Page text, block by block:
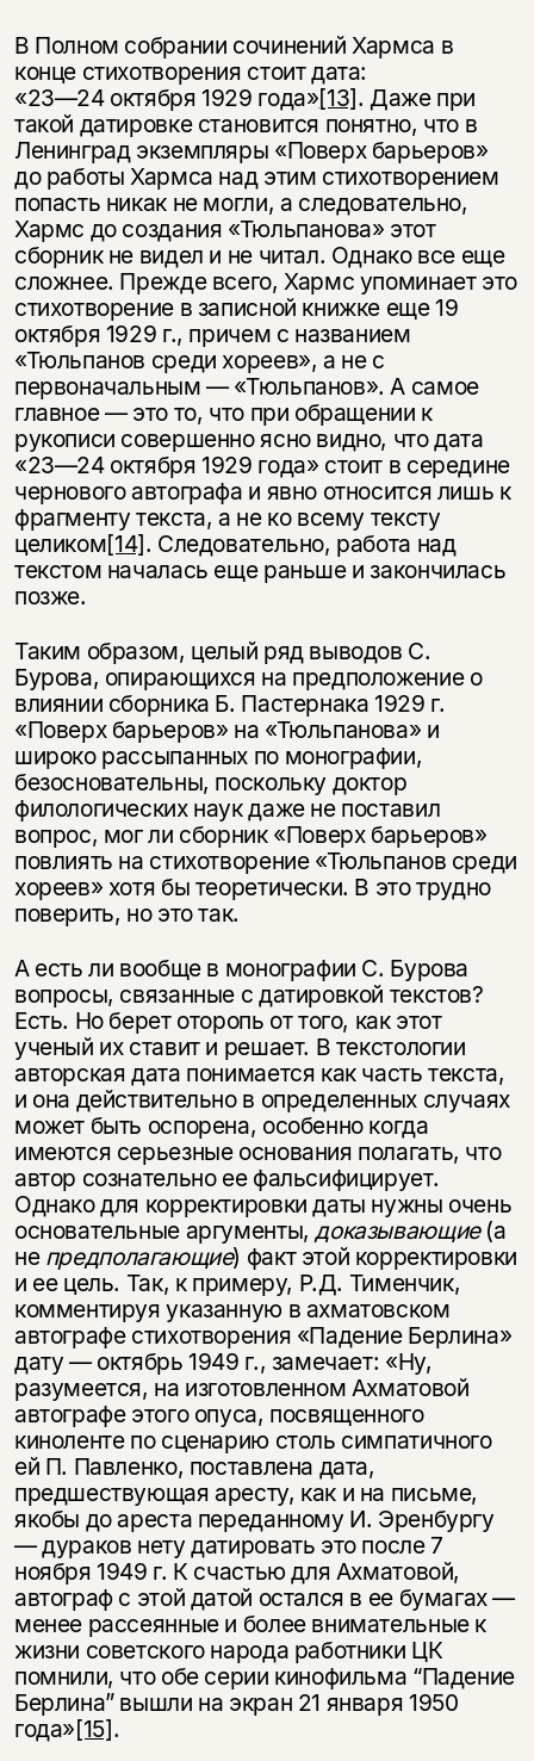
В Полном собрании сочинений Хармса в
конце стихотворения стоит дата:
«23—24 октября 1929 года»[13]. Даже при
такой датировке становится понятно, что в
Ленинград экземпляры «Поверх барьеров»
до работы Хармса над этим стихотворением
попасть никак не могли, а следовательно,
Хармс до создания «Тюльпанова» этот
сборник не видел и не читал. Однако все еще
сложнее. Прежде всего, Хармс упоминает это
стихотворение в записной книжке еще 19
октября 1929 г., причем с названием
«Тюльпанов среди хореев», а не с
первоначальным — «Тюльпанов». А самое
главное — это то, что при обращении к
рукописи совершенно ясно видно, что дата
«23—24 октября 1929 года» стоит в середине
чернового автографа и явно относится лишь к
фрагменту текста, а не ко всему тексту
целиком[14]. Следовательно, работа над
текстом началась еще раньше и закончилась
позже.
Таким образом, целый ряд выводов С.
Бурова, опирающихся на предположение о
влиянии сборника Б. Пастернака 1929 г.
«Поверх барьеров» на «Тюльпанова» и
широко рассыпанных по монографии,
безосновательны, поскольку доктор
филологических наук даже не поставил
вопрос, мог ли сборник «Поверх барьеров»
повлиять на стихотворение «Тюльпанов среди
хореев» хотя бы теоретически. В это трудно
поверить, но это так.
А есть ли вообще в монографии С. Бурова
вопросы, связанные с датировкой текстов?
Есть. Но берет оторопь от того, как этот
ученый их ставит и решает. В текстологии
авторская дата понимается как часть текста,
и она действительно в определенных случаях
может быть оспорена, особенно когда
имеются серьезные основания полагать, что
автор сознательно ее фальсифицирует.
Однако для корректировки даты нужны очень
основательные аргументы,доказывающие(а
не предполагающие) факт этой корректировки
и ее цель. Так, к примеру, Р.Д. Тименчик,
комментируя указанную в ахматовском
автографе стихотворения «Падение Берлина»
дату — октябрь 1949 г., замечает: «Ну,
разумеется, на изготовленном Ахматовой
автографе этого опуса, посвященного
киноленте по сценарию столь симпатичного
ей П. Павленко, поставлена дата,
предшествующая аресту, как и на письме,
якобы до ареста переданному И. Эренбургу
— дураков нету датировать это после 7
ноября 1949 г. К счастью для Ахматовой,
автограф с этой датой остался в ее бумагах —
менее рассеянные и более внимательные к
жизни советского народа работники ЦК
помнили, что обе серии кинофильма “Падение
Берлина” вышли на экран 21 января 1950
года»[15].